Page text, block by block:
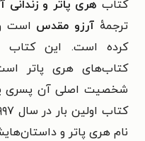
کتاب هری پاتر و زندانی
ترجمهٔ آرزو مقدس است
کرده است. این
کتاب‌های هری پاتر
شخصیت اصلی آن پسری
نام هری پاتر و